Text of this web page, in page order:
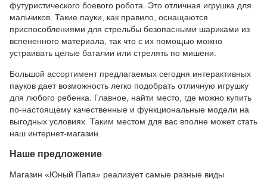
футуристического боевого робота. Это отличная игрушка для
мальчиков. Такие пауки, как правило, оснащаются
приспособлениями для стрельбы безопасными шариками из
вспененного материала, так что с их помощью можно
устраивать целые баталии или стрелять по мишени.
Большой ассортимент предлагаемых сегодня интерактивных
пауков дает возможность легко подобрать отличную игрушку
для любого ребенка. Главное, найти место, где можно купить
по-настоящему качественные и функциональные модели на
выгодных условиях. Таким местом для вас вполне может стать
наш интернет-магазин.
Наше предложение
Магазин «Юный Папа» реализует самые разные виды